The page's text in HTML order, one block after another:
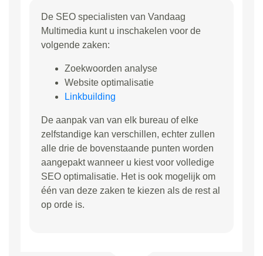
De SEO specialisten van Vandaag
Multimedia kunt u inschakelen voor de
volgende zaken:
Zoekwoorden analyse
Website optimalisatie
Linkbuilding
De aanpak van van elk bureau of elke
zelfstandige kan verschillen, echter zullen
alle drie de bovenstaande punten worden
aangepakt wanneer u kiest voor volledige
SEO optimalisatie. Het is ook mogelijk om
één van deze zaken te kiezen als de rest al
op orde is.